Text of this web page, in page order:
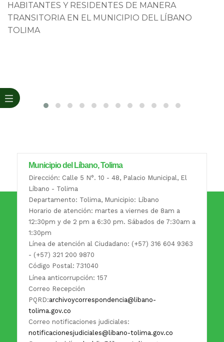
HABITANTES Y RESIDENTES DE MANERA
TRANSITORIA EN EL MUNICIPIO DEL LÍBANO
TOLIMA
Municipio del Líbano, Tolima
Dirección: Calle 5 N°. 10 - 48, Palacio Municipal, El
Líbano - Tolima
Departamento: Tolima, Municipio: Líbano
Horario de atención: martes a viernes de 8am a
12:30pm y de 2 pm a 6:30 pm. Sábados de 7:30am a
1:30pm
Línea de atención al Ciudadano: (+57) 316 604 9363
- (+57) 321 200 9870
Código Postal: 731040
Línea anticorrupción: 157
Correo Recepción
PQRD:archivoycorrespondencia@libano-
tolima.gov.co
Correo notificaciones judiciales:
notificacionesjudiciales@libano-tolima.gov.co